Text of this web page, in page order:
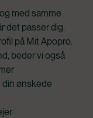
med samme
det passer dig.
på Mit Apopro.
beder vi også
ønskede